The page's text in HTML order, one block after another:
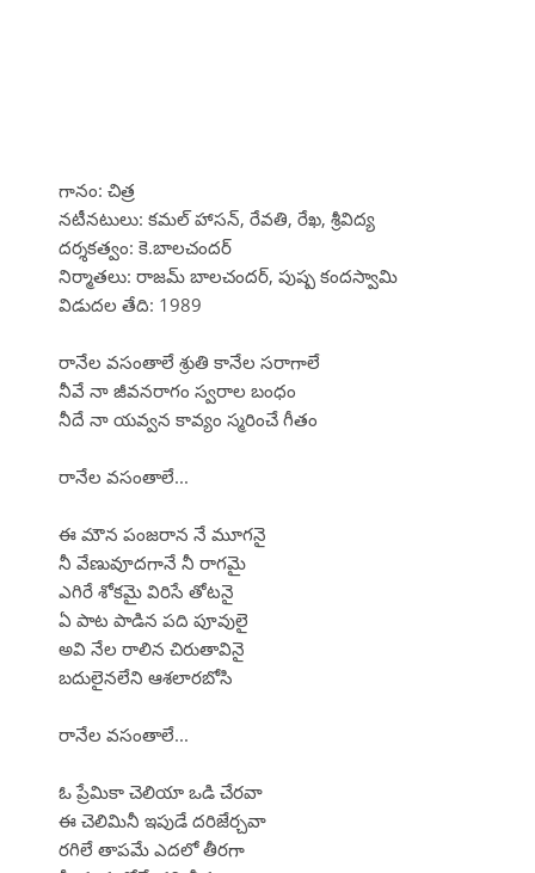
గానం: చిత్ర
నటీనటులు: కమల్ హాసన్, రేవతి, రేఖ, శ్రీవిద్య
దర్శకత్వం: కె.బాలచందర్
నిర్మాతలు: రాజమ్ బాలచందర్, పుష్ప కందస్వామి
విడుదల తేది: 1989
రానేల వసంతాలే శ్రుతి కానేల సరాగాలే
నీవే నా జీవనరాగం స్వరాల బంధం
నీదే నా యవ్వన కావ్యం స్మరించే గీతం
రానేల వసంతాలే...
ఈ మౌన పంజరాన నే మూగనై
నీ వేణువూదగానే నీ రాగమై
ఎగిరే శోకమై విరిసే తోటనై
ఏ పాట పాడిన పది పూవులై
అవి నేల రాలిన చిరుతావినై
బదులైనలేని ఆశలారబోసి
రానేల వసంతాలే...
ఓ ప్రేమికా చెలియా ఒడి చేరవా
ఈ చెలిమినీ ఇపుడే దరిజేర్చవా
రగిలే తాపమే ఎదలో తీరగా